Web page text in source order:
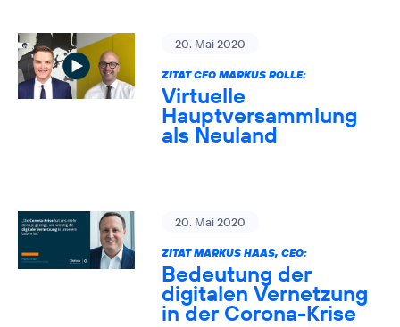
20. Mai 2020
ZITAT CFO MARKUS ROLLE:
Virtuelle
Hauptversammlung
als Neuland
20. Mai 2020
ZITAT MARKUS HAAS, CEO:
Bedeutung der
digitalen Vernetzung
in der Corona-Krise